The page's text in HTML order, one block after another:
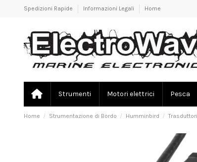
Spedizioni Rapide Informazioni Legali Home
Strumenti Motori elettrici Pesca
Home Strumentazione di Bordo Humminbird